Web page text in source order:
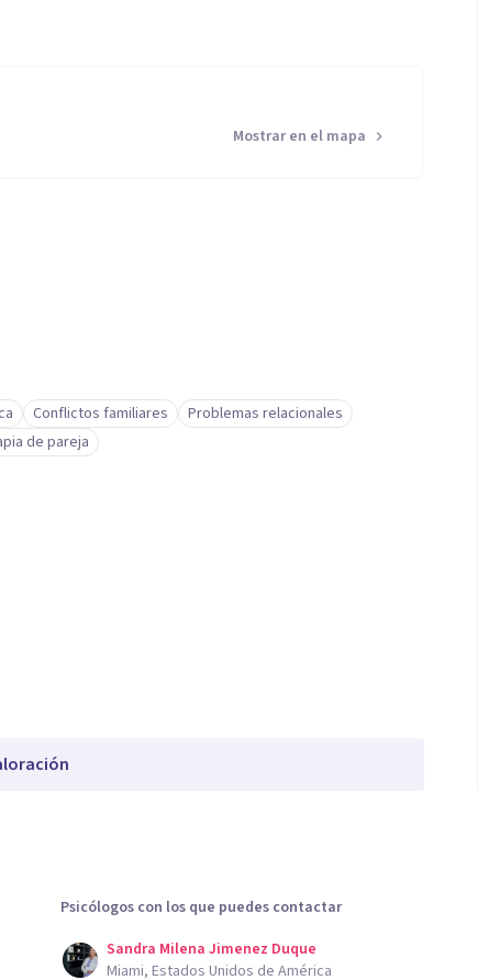
Mostrar en el mapa
Conflictos familiares
Problemas relacionales
de pareja
Psicólogos con los que puedes contactar
Sandra Milena Jimenez Duque
Miami, Estados Unidos de América